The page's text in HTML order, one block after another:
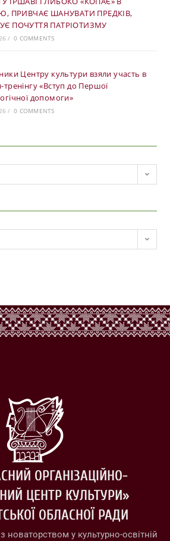
ПРИВЧАЄ ШАНУВАТИ ПРЕДКІВ,
ПОЧУТТЯ ПАТРІОТИЗМУ
/ 0 COMMENTS
Центру культури взяли участь в
тренінгу «Вступ до Першої
допомоги»
/ 0 COMMENTS
ОРГАНІЗАЦІЙНО-
ЦЕНТР КУЛЬТУРИ»
ОБЛАСНОЇ РАДИ
новаторством у культурно-освітній